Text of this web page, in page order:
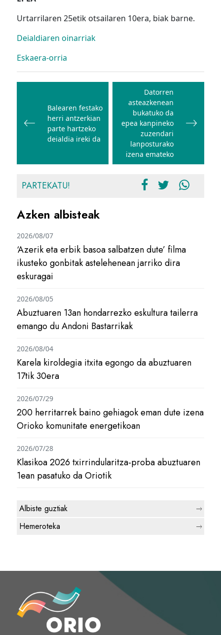
Urtarrilaren 25etik otsailaren 10era, biak barne.
Deialdiaren oinarriak
Eskaera-orria
Bidalketetan
nabigatuBalearen festako
herri antzerkian
parte hartzeko
deialdia ireki da
Datorren
asteazkenean
bukatuko da
epea kanpineko
zuzendari
lanposturako
izena emateko
PARTEKATU!
Azken albisteak
‘Azerik eta erbik basoa salbatzen dute’ filma
ikusteko gonbitak astelehenean jarriko dira
eskuragai
2026/08/07
Abuztuaren 13an hondarrezko eskultura tailerra
emango du Andoni Bastarrikak
2026/08/05
Karela kiroldegia itxita egongo da abuztuaren
17tik 30era
2026/08/04
200 herritarrek baino gehiagok eman dute izena
Orioko komunitate energetikoan
2026/07/29
Klasikoa 2026 txirrindularitza-proba abuztuaren
1ean pasatuko da Oriotik
2026/07/28
Albiste guztiak
Hemeroteka